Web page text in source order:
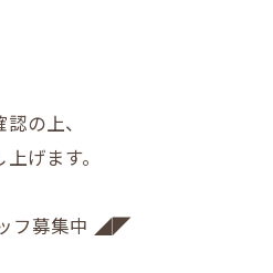
の上、
げます。
フ募集中 ◢◤